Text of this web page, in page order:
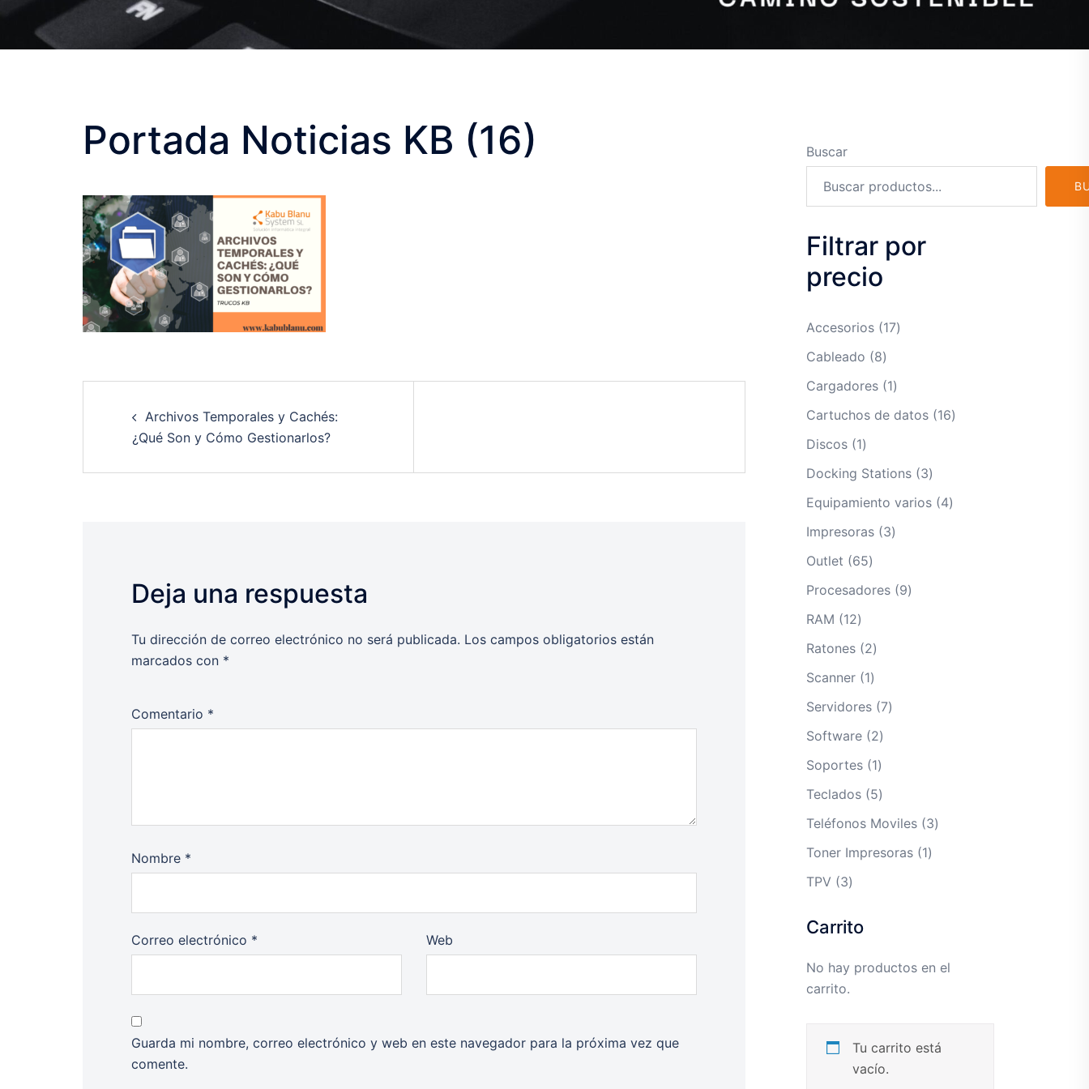
Portada Noticias KB (16)
navigation
Archivos Temporales y Cachés:
¿Qué Son y Cómo Gestionarlos?
Deja una respuesta
Tu dirección de correo electrónico no será publicada. Los campos obligatorios están
marcados con *
Comentario *
Nombre *
Correo electrónico * Web
Guarda mi nombre, correo electrónico y web en este navegador para la próxima vez que
comente.
Buscar
Filtrar por
precio
Accesorios 1717
Cableado 88
productos
Cargadores 11
producto
Cartuchos de datos 1616
Discos 11
producto
Docking Stations 33
productos
Equipamiento varios 44
Impresoras 33
Outlet 6565
productos
Procesadores 99
RAM 1212
productos
Ratones 22
productos
Scanner 11
producto
Servidores 77
Software 22
productos
Soportes 11
producto
Teclados 55
productos
Teléfonos Moviles 33
Toner Impresoras 11
TPV 33
Carrito
No hay productos en el
carrito.
Tu carrito está
vacío.